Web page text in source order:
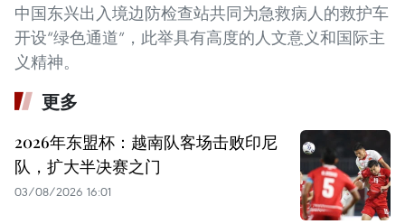
中国东兴出入境边防检查站共同为急救病人的救护车
开设“绿色通道”，此举具有高度的人文意义和国际主
义精神。
更多
2026年东盟杯：越南队客场击败印尼
队，扩大半决赛之门
03/08/2026 16:01